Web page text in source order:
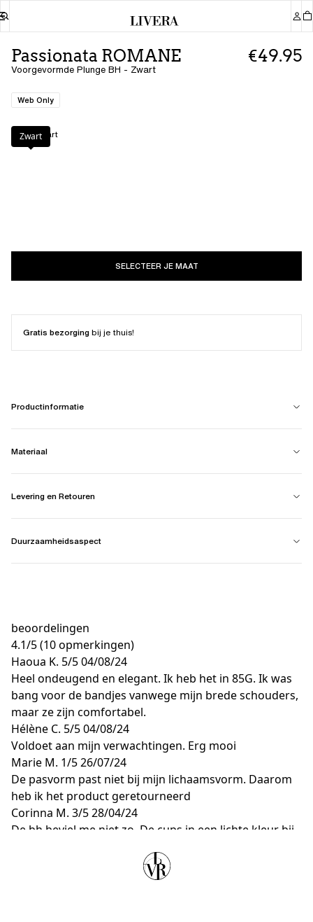
Passionata ROMANE
Voorgevormde Plunge BH - Zwart
€49.95
Web Only
Kleur: Zwart
Zwart
SELECTEER JE MAAT
Gratis bezorgingbij je thuis!
Productinformatie
Materiaal
Levering en Retouren
Duurzaamheidsaspect
beoordelingen
4.1/5(10 opmerkingen)
Haoua K. 5/504/08/24
Heel ondeugend en elegant. Ik heb het in 85G. Ik was
bang voor de bandjes vanwege mijn brede schouders,
maar ze zijn comfortabel.
Hélène C. 5/504/08/24
Voldoet aan mijn verwachtingen. Erg mooi
Marie M. 1/526/07/24
De pasvorm past niet bij mijn lichaamsvorm. Daarom
heb ik het product geretourneerd
Corinna M. 3/528/04/24
De bh beviel me niet zo. De cups in een lichte kleur bij
tegenstelling. Vooral in combinatie met de onderdelen
ziet dat er niet mooi uit. De cups onder de punt